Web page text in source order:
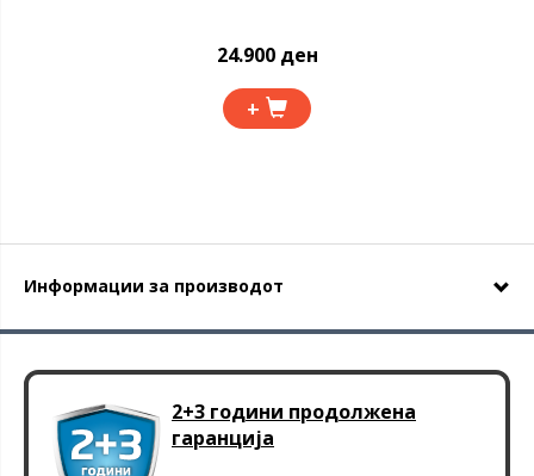
24.900 ден
+
Информации за производот
2+3 години продолжена
гаранција